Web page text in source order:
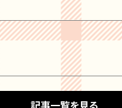
記事一覧を見る